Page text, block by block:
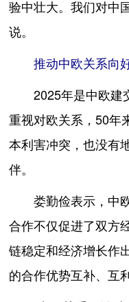
验中壮大。我们对中
说。
推动中欧关系向
2025年是中欧建交
重视对欧关系，50年
本利害冲突，也没有
伴。
娄勤俭表示，中欧
合作不仅促进了双方
链稳定和经济增长作
的合作优势互补、互